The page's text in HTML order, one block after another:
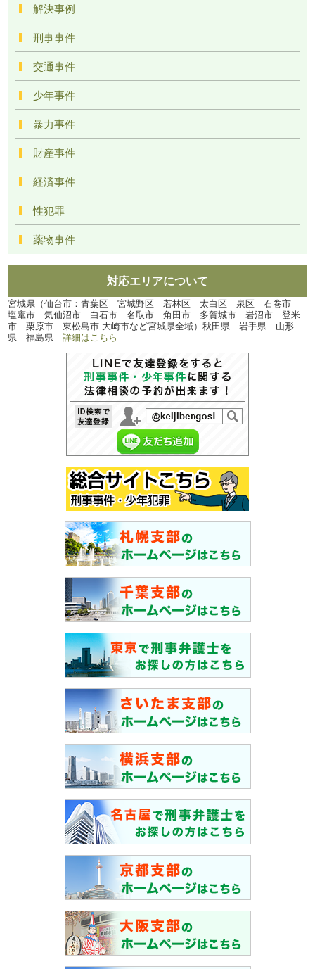
解決事例
刑事事件
交通事件
少年事件
暴力事件
財産事件
経済事件
性犯罪
薬物事件
対応エリアについて
宮城県（仙台市：青葉区 宮城野区 若林区 太白区 泉区 石巻市
塩竃市 気仙沼市 白石市 名取市 角田市 多賀城市 岩沼市 登米
市 栗原市 東松島市 大崎市など宮城県全域）秋田県 岩手県 山形
県 福島県詳細はこちら